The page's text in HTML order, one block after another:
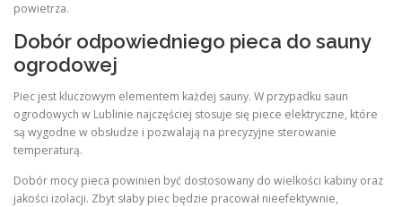
powietrza.
Dobór odpowiedniego pieca do sauny
ogrodowej
Piec jest kluczowym elementem każdej sauny. W przypadku saun
ogrodowych w Lublinie najczęściej stosuje się piece elektryczne, które
są wygodne w obsłudze i pozwalają na precyzyjne sterowanie
temperaturą.
Dobór mocy pieca powinien być dostosowany do wielkości kabiny oraz
jakości izolacji. Zbyt słaby piec będzie pracował nieefektywnie,